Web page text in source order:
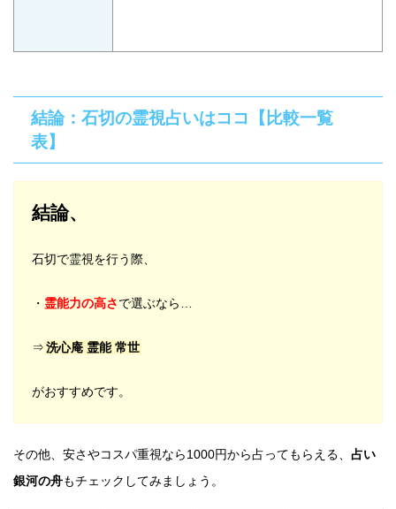
結論：石切の霊視占いはココ【比較一覧
表】
結論、
石切で霊視を行う際、
・ 霊能力の高さで選ぶなら…
⇒洗心庵 霊能 常世
がおすすめです。
その他、安さやコスパ重視なら1000円から占ってもらえる、 占い
銀河の舟もチェックしてみましょう。